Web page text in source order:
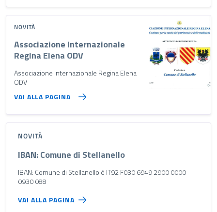
NOVITÀ
Associazione Internazionale
Regina Elena ODV
Associazione Internazionale Regina Elena
ODV
VAI ALLA PAGINA
NOVITÀ
IBAN: Comune di Stellanello
IBAN: Comune di Stellanello è IT92 F030 6949 2900 0000
0930 088
VAI ALLA PAGINA